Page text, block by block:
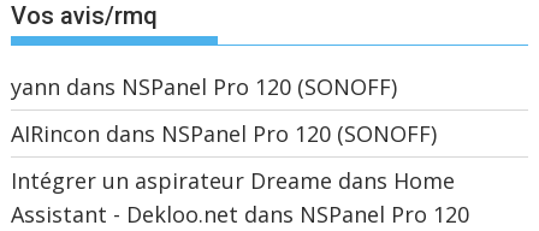
Vos avis/rmq
yann dans NSPanel Pro 120 (SONOFF)
AIRincon dans NSPanel Pro 120 (SONOFF)
Intégrer un aspirateur Dreame dans Home
Assistant - Dekloo.net dans NSPanel Pro 120